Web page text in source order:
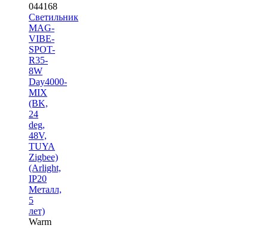
044168
Светильник
MAG-
VIBE-
SPOT-
R35-
8W
Day4000-
MIX
(BK,
24
deg,
48V,
TUYA
Zigbee)
(Arlight,
IP20
Металл,
5
лет)
Warm